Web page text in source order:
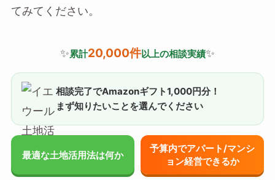
てみてください。
✨累計20,000件以上の相談実績✨
相談完了でAmazonギフト1,000円分！
まず知りたいことを選んでください
最適な土地活用法は何か
予算内でアパート/マンシ
ョン経営できるか